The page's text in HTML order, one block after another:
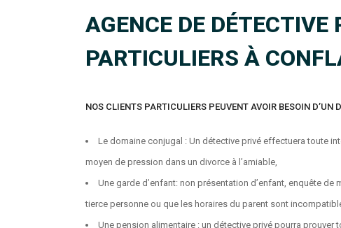
AGENCE DE
PARTICULIERS À
NOS CLIENTS PARTICULIERS PEUVENT AVOIR BESOIN
Le domaine conjugal : Un détective privé effectuera toute
moyen de pression dans un divorce à l’amiable,
Une garde d’enfant: non présentation d’enfant, enquête
tierce personne ou que les horaires du parent sont
Une pension alimentaire : un détective privé pourra